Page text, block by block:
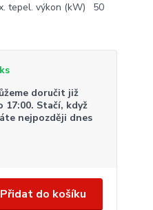
tepel. výkon (kW) 50
doručit již
17:00. Stačí, když
nejpozději dnes
Přidat do košíku